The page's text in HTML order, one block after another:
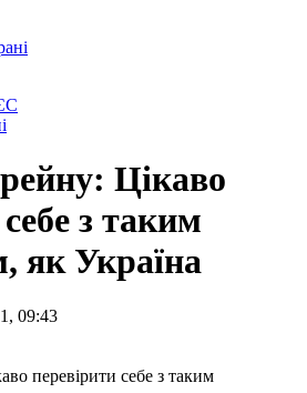
Цікаво
з таким
як Україна
09:43